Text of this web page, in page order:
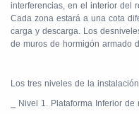
interferencias, en el interior del
Cada zona estará a una cota
carga y descarga. Los
de muros de hormigón armado
Los tres niveles de la
Nivel 1. Plataforma Inferior